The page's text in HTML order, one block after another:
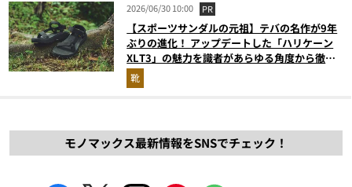
2026/06/30 10:00 PR
【スポーツサンダルの元祖】テバの名作が9年
ぶりの進化！ アップデートした「ハリケーン
XLT3」の魅力を識者があらゆる角度から徹底
解説！
靴
モノマックス最新情報をSNSでチェック！